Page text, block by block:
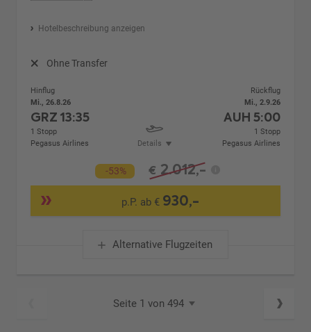
Hotelbeschreibung anzeigen
Ohne Transfer
Hinflug
Mi., 26.8.26
GRZ13:35
1 Stopp
Pegasus Airlines
Details
Rückflug
Mi., 2.9.26
AUH 5:00
1 Stopp
Pegasus Airlines
-53% € 2.012,-
p.P. ab € 930,-
Alternative Flugzeiten
Seite 1 von 494